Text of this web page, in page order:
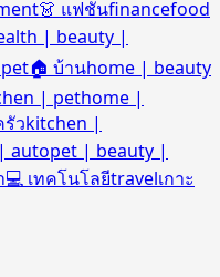
👗 แฟชั่นfinancefood
| beauty |
🏠 บ้านhome | beauty
| pethome |
รัวkitchen |
autopet | beauty |
💻 เทคโนโลยีtravelเกาะ